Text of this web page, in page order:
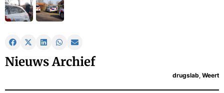
Nieuws Archief
drugslab Weert